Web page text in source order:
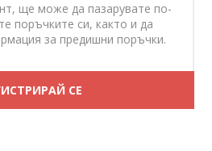
ще може да пазарувате по-
поръчките си, както и да
за предишни поръчки.